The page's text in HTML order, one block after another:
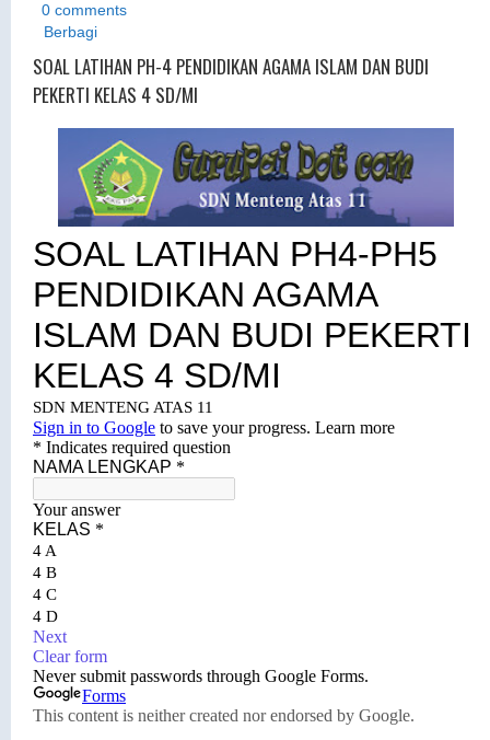
0 comments
Berbagi
SOAL LATIHAN PH-4 PENDIDIKAN AGAMA ISLAM DAN BUDI
PEKERTI KELAS 4 SD/MI